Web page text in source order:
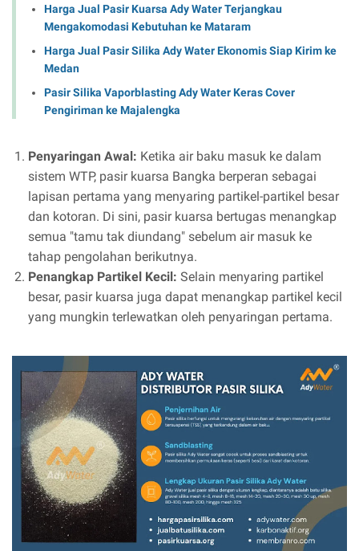
Harga Jual Pasir Kuarsa Ady Water Terjangkau
Mengakomodasi Kebutuhan ke Mataram
Harga Jual Pasir Silika Ady Water Ekonomis Siap Kirim ke
Medan
Pasir Silika Vaporblasting Ady Water Keras Cover
Pengiriman ke Majalengka
Penyaringan Awal: Ketika air baku masuk ke dalam
sistem WTP, pasir kuarsa Bangka berperan sebagai
lapisan pertama yang menyaring partikel-partikel besar
dan kotoran. Di sini, pasir kuarsa bertugas menangkap
semua "tamu tak diundang" sebelum air masuk ke
tahap pengolahan berikutnya.
Penangkap Partikel Kecil: Selain menyaring partikel
besar, pasir kuarsa juga dapat menangkap partikel kecil
yang mungkin terlewatkan oleh penyaringan pertama.